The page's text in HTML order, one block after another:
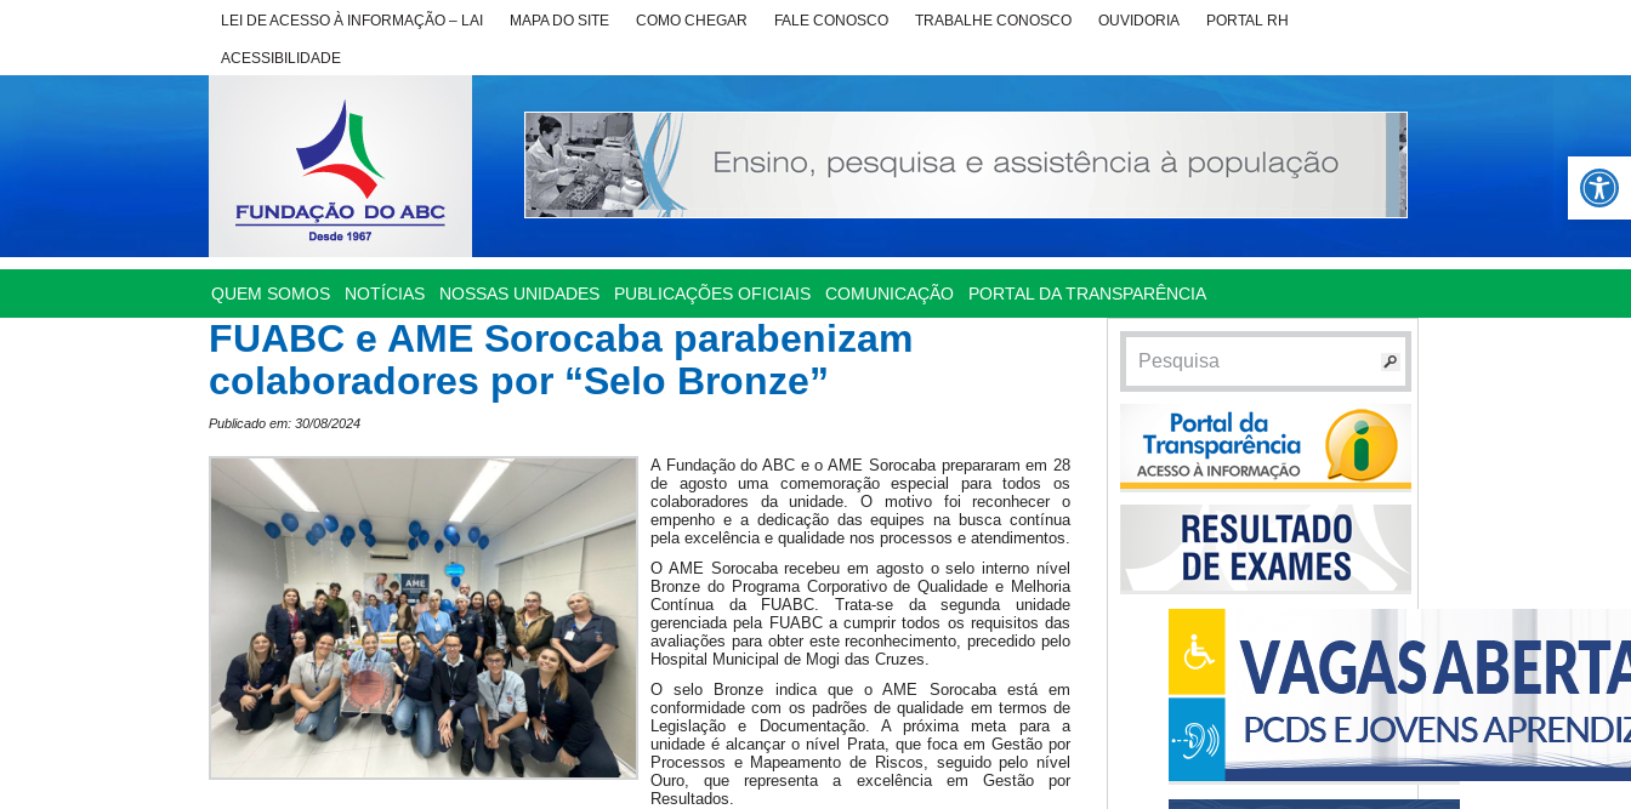
Abrir
LEI DE ACESSO À INFORMAÇÃO – LAI MAPA DO SITE COMO CHEGAR FALE CONOSCO TRABALHE CONOSCO OUVIDORIA PORTAL RH
ACESSIBILIDADE
QUEM SOMOS NOTÍCIAS NOSSAS UNIDADES PUBLICAÇÕES OFICIAIS COMUNICAÇÃO PORTAL DA TRANSPARÊNCIA
FUABC e AME Sorocaba parabenizam
colaboradores por “Selo Bronze”
Publicado em: 30/08/2024
A Fundação do ABC e o AME Sorocaba prepararam em 28
de agosto uma comemoração especial para todos os
colaboradores da unidade. O motivo foi reconhecer o
empenho e a dedicação das equipes na busca contínua
pela excelência e qualidade nos processos e atendimentos.
O AME Sorocaba recebeu em agosto o selo interno nível
Bronze do Programa Corporativo de Qualidade e Melhoria
Contínua da FUABC. Trata-se da segunda unidade
gerenciada pela FUABC a cumprir todos os requisitos das
avaliações para obter este reconhecimento, precedido pelo
Hospital Municipal de Mogi das Cruzes.
O selo Bronze indica que o AME Sorocaba está em
conformidade com os padrões de qualidade em termos de
Legislação e Documentação. A próxima meta para a
unidade é alcançar o nível Prata, que foca em Gestão por
Processos e Mapeamento de Riscos, seguido pelo nível
Ouro, que representa a excelência em Gestão por
Resultados.